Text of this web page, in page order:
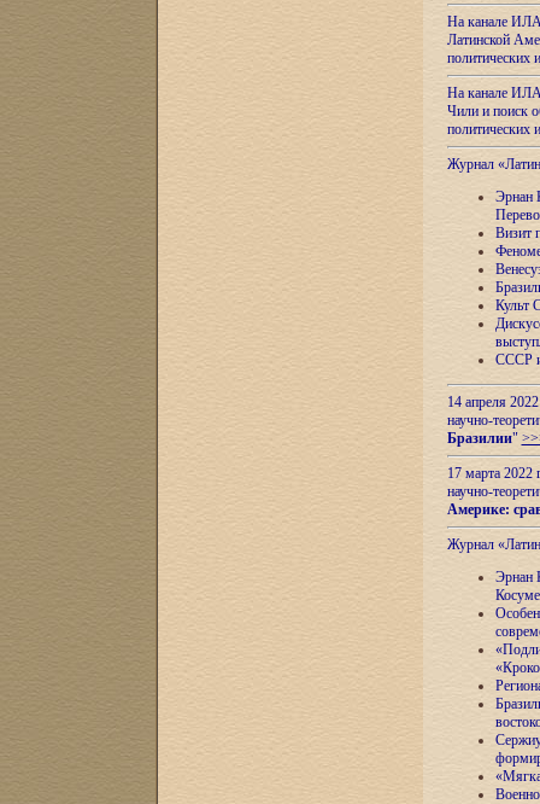
На канале
Латинской
На канале
Чили и поиск
Журнал
Эрнан
Визит
Культ
СССР и
14 апреля
научно-
Бразилии"
17 марта 2022
научно-
Америке:
Журнал
Эрнан